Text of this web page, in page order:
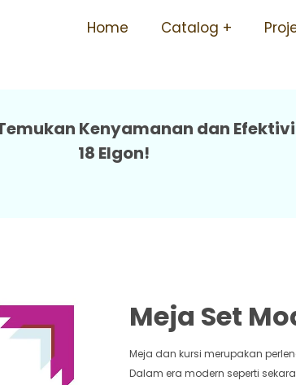
Home Catalog
Mudah
Kenyamanan dan
18 Elgon!
Meja Set
Meja dan kursi merupakan
Dalam era modern seperti